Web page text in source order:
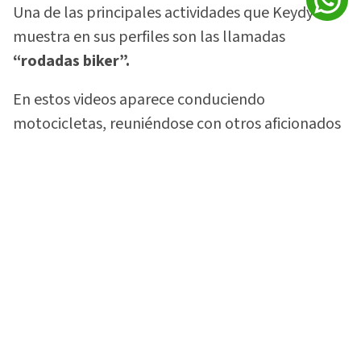
Una de las principales actividades que Keydy
muestra en sus perfiles son las llamadas
“rodadas biker”.
En estos videos aparece conduciendo
motocicletas, reuniéndose con otros aficionados